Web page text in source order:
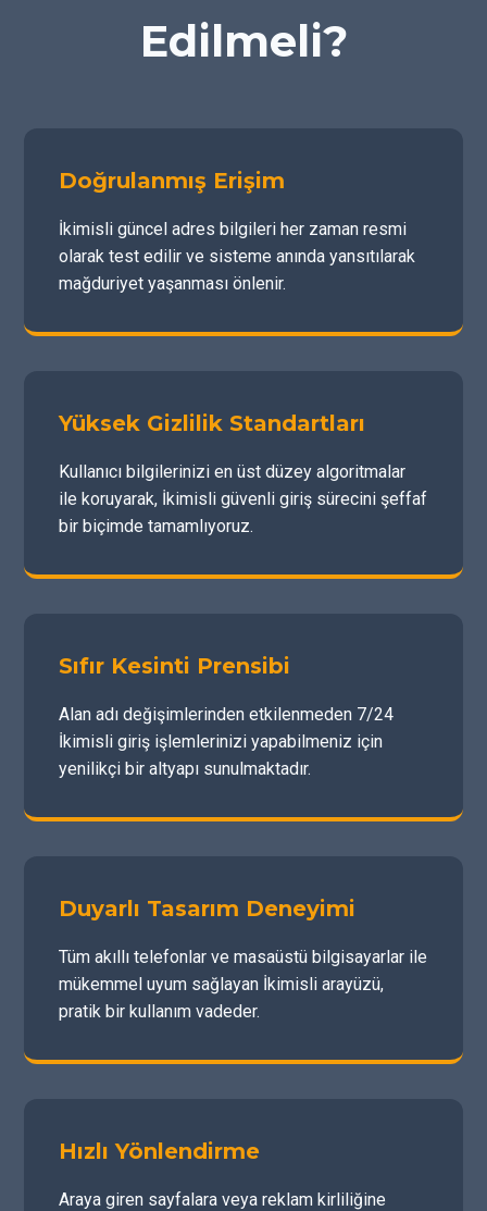
Edilmeli?
Doğrulanmış Erişim
İkimisli güncel adres bilgileri her zaman resmi
olarak test edilir ve sisteme anında yansıtılarak
mağduriyet yaşanması önlenir.
Yüksek Gizlilik Standartları
Kullanıcı bilgilerinizi en üst düzey algoritmalar
ile koruyarak, İkimisli güvenli giriş sürecini şeffaf
bir biçimde tamamlıyoruz.
Sıfır Kesinti Prensibi
Alan adı değişimlerinden etkilenmeden 7/24
İkimisli giriş işlemlerinizi yapabilmeniz için
yenilikçi bir altyapı sunulmaktadır.
Duyarlı Tasarım Deneyimi
Tüm akıllı telefonlar ve masaüstü bilgisayarlar ile
mükemmel uyum sağlayan İkimisli arayüzü,
pratik bir kullanım vadeder.
Hızlı Yönlendirme
Araya giren sayfalara veya reklam kirliliğine